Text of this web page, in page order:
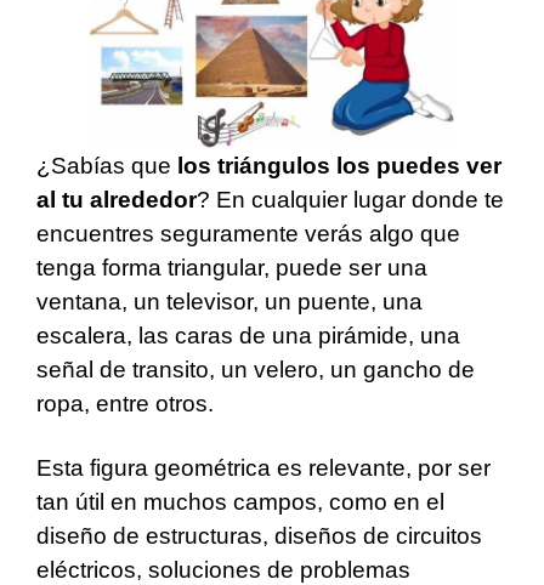
¿Sabías que los triángulos los puedes ver
al tu alrededor? En cualquier lugar donde te
encuentres seguramente verás algo que
tenga forma triangular, puede ser una
ventana, un televisor, un puente, una
escalera, las caras de una pirámide, una
señal de transito, un velero, un gancho de
ropa, entre otros.
Esta figura geométrica es relevante, por ser
tan útil en muchos campos, como en el
diseño de estructuras, diseños de circuitos
eléctricos, soluciones de problemas